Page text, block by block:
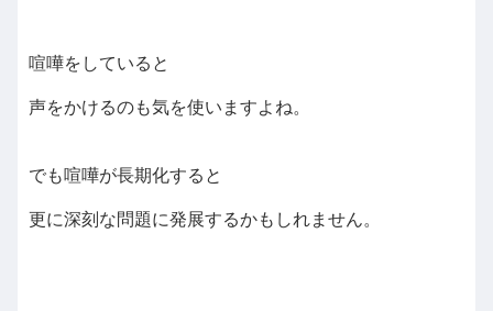
喧嘩をしていると
声をかけるのも気を使いますよね。
でも喧嘩が長期化すると
更に深刻な問題に発展するかもしれません。